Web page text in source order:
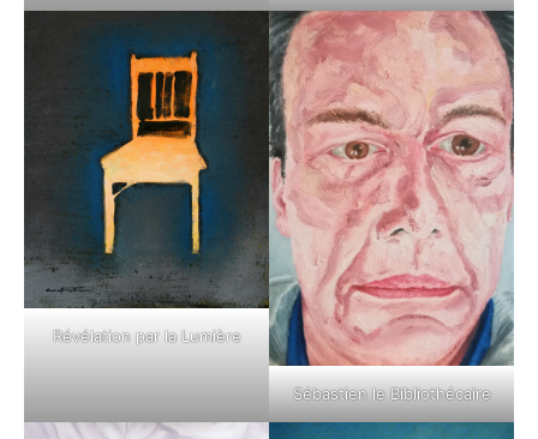
Révélation par la Lumière
Sébastien le Bibliothécaire